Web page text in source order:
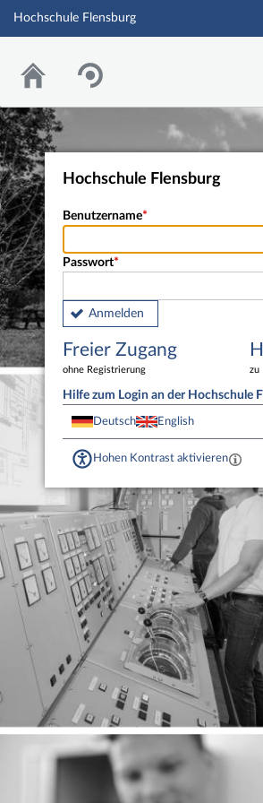
Hochschule Flensburg
Hochschule Flensburg
Benutzername
Passwort
Anmelden
Freier Zugang
ohne Registrierung zu
Hilfe zum Login an der Hochschule
Deutsch English
Hohen Kontrast aktivieren